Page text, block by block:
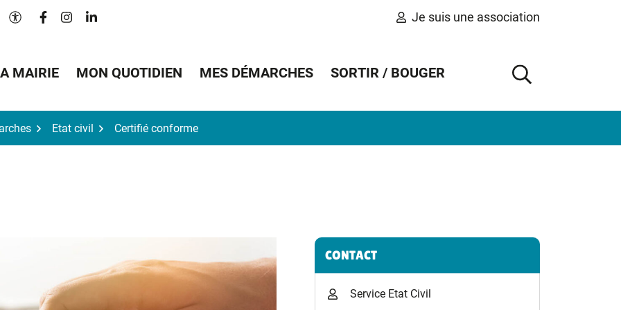
Paramètres d'accessibilité
Lien vers le compte Facebook
Lien vers le compte Instagram
Lien vers le compte Linkedin Je suis une association
MAIRIE MON QUOTIDIEN MES DÉMARCHES SORTIR / BOUGER
AFFICHER
Etat civil Certifié conforme
Informations complémentaires
CONTACT
Service Etat Civil